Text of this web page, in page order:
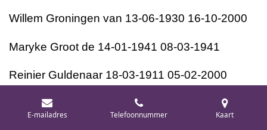
Willem Groningen van 13-06-1930 16-10-2000
Maryke Groot de 14-01-1941 08-03-1941
Reinier Guldenaar 18-03-1911 05-02-2000
E-mailadres Telefoonnummer Kaart